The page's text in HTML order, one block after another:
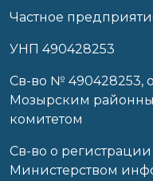
Частное
УНП 490428253
Cв-во № 490428253,
Мозырским
комитетом
Св-во о
Министерством